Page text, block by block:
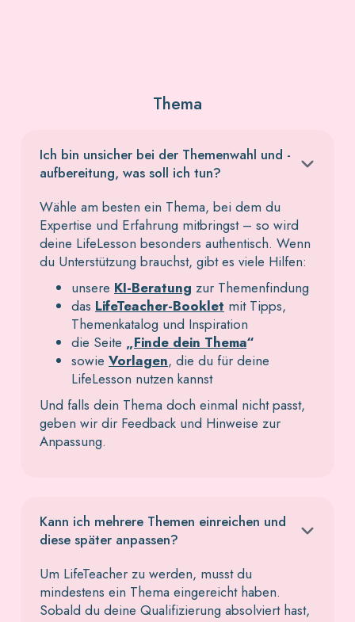
Thema
Ich bin unsicher bei der Themenwahl und -
aufbereitung, was soll ich tun?
Wähle am besten ein Thema, bei dem du
Expertise und Erfahrung mitbringst – so wird
deine LifeLesson besonders authentisch. Wenn
du Unterstützung brauchst, gibt es viele Hilfen:
unsere KI-Beratung zur Themenfindung
das LifeTeacher-Booklet mit Tipps,
Themenkatalog und Inspiration
die Seite „Finde dein Thema“
sowie Vorlagen, die du für deine
LifeLesson nutzen kannst
Und falls dein Thema doch einmal nicht passt,
geben wir dir Feedback und Hinweise zur
Anpassung.
Kann ich mehrere Themen einreichen und
diese später anpassen?
Um LifeTeacher zu werden, musst du
mindestens ein Thema eingereicht haben.
Sobald du deine Qualifizierung absolviert hast,